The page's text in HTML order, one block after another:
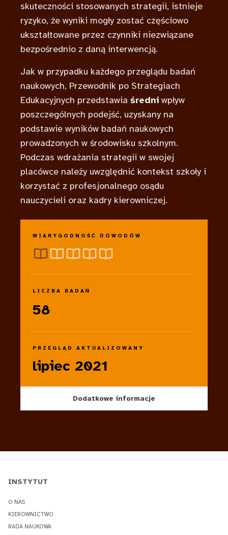
skuteczności stosowanych strategii, istnieje
ryzyko, że wyniki mogły zostać częściowo
ukształtowane przez czynniki niezwiązane
bezpośrednio z daną interwencją.
Jak w przypadku każdego przeglądu badań
naukowych, Przewodnik po Strategiach
Edukacyjnych przedstawia średni wpływ
poszczególnych podejść, uzyskany na
podstawie wyników badań naukowych
prowadzonych w środowisku szkolnym.
Podczas wdrażania strategii w swojej
placówce należy uwzględnić kontekst szkoły i
korzystać z profesjonalnego osądu
nauczycieli oraz kadry kierowniczej.
WIARYGODNOŚĆ DOWODÓW
LICZBA BADAŃ
58
PRZEGLĄD AKTUALIZOWANY
lipiec 2021
Dodatkowe informacje
INSTYTUT
O NAS
KIEROWNICTWO
RADA NAUKOWA